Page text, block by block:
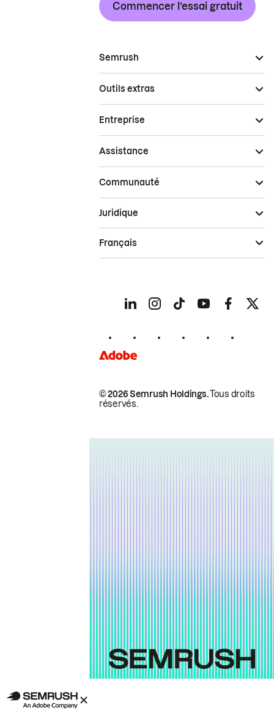
Commencer l’essai gratuit
Semrush
Outils extras
Entreprise
Assistance
Communauté
© 2026 Semrush Holdings.Tous droits
réservés.
Juridique
Français